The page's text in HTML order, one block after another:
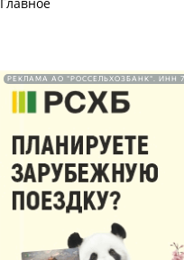
РЕКЛАМА АО "РОССЕЛЬХОЗБАНК". ИНН